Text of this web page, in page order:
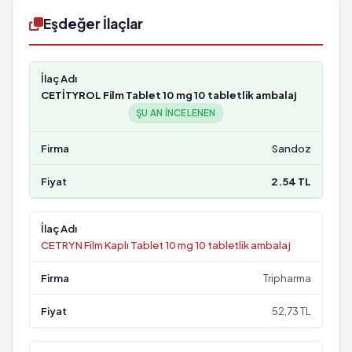
Eşdeğer İlaçlar
CETİTYROL Film Tablet 10 mg 10 tabletlik ambalaj
ŞU AN INCELENEN
Sandoz
2.54 TL
CETRYN Film Kaplı Tablet 10 mg 10 tabletlik ambalaj
Tripharma
52,73 TL